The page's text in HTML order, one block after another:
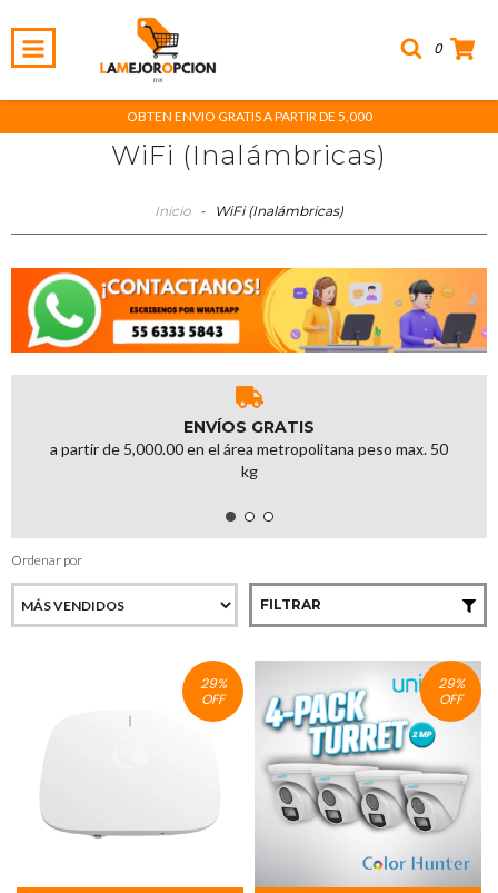
0
OBTEN ENVIO GRATIS A PARTIR DE 5,000
WiFi (Inalámbricas)
Inicio - WiFi (Inalámbricas)
ENVÍOS GRATIS
a partir de 5,000.00 en el área metropolitana peso max. 50
kg
Ordenar por
FILTRAR
29%
OFF
29%
OFF